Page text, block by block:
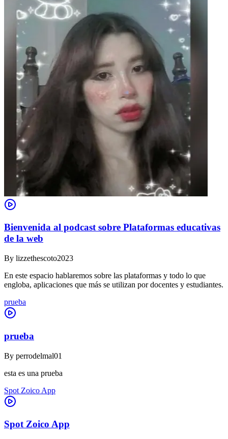
Bienvenida al podcast sobre Plataformas educativas
de la web
By lizzethescoto2023
En este espacio hablaremos sobre las plataformas y todo lo que
engloba, aplicaciones que más se utilizan por docentes y estudiantes.
prueba
prueba
By perrodelmal01
esta es una prueba
Spot Zoico App
Spot Zoico App